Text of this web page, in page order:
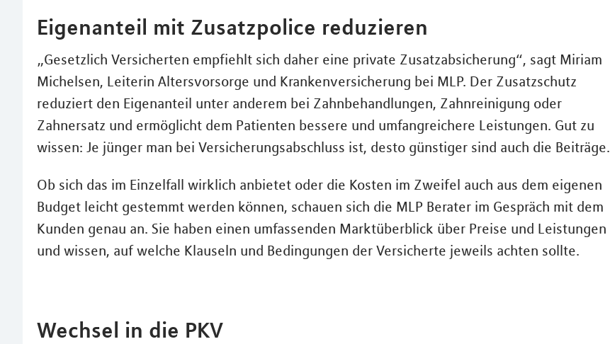
Eigenanteil mit Zusatzpolice reduzieren
„Gesetzlich Versicherten empfiehlt sich daher eine private Zusatzabsicherung“, sagt Miriam
Michelsen, Leiterin Altersvorsorge und Krankenversicherung bei MLP. Der Zusatzschutz
reduziert den Eigenanteil unter anderem bei Zahnbehandlungen, Zahnreinigung oder
Zahnersatz und ermöglicht dem Patienten bessere und umfangreichere Leistungen. Gut zu
wissen: Je jünger man bei Versicherungsabschluss ist, desto günstiger sind auch die Beiträge.
Ob sich das im Einzelfall wirklich anbietet oder die Kosten im Zweifel auch aus dem eigenen
Budget leicht gestemmt werden können, schauen sich die MLP Berater im Gespräch mit dem
Kunden genau an. Sie haben einen umfassenden Marktüberblick über Preise und Leistungen
und wissen, auf welche Klauseln und Bedingungen der Versicherte jeweils achten sollte.
Wechsel in die PKV